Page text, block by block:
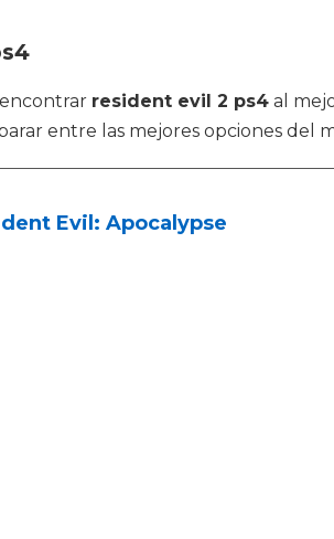
resident evil 2 ps4 al
entre las mejores opciones del
Evil: Apocalypse